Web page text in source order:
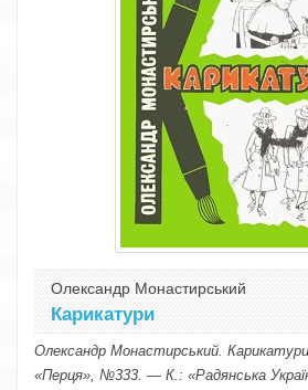
Олександр Монастирський
Карикатури
Олександр Монастирський.
«Перця», №333. — К.: «Радянська